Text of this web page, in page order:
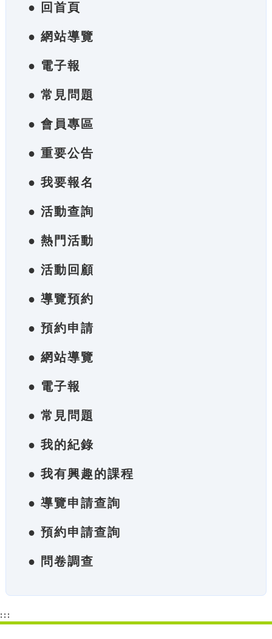
● 回首頁
● 網站導覽
● 電子報
● 常見問題
● 會員專區
● 重要公告
● 我要報名
● 活動查詢
● 熱門活動
● 活動回顧
● 導覽預約
● 預約申請
● 網站導覽
● 電子報
● 常見問題
● 我的紀錄
● 我有興趣的課程
● 導覽申請查詢
● 預約申請查詢
● 問卷調查
:::